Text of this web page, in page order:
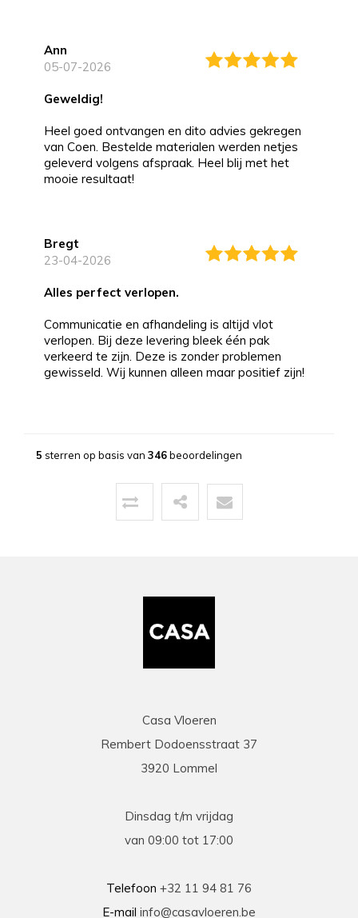
Ann
05-07-2026
Geweldig!
Heel goed ontvangen en dito advies gekregen
van Coen. Bestelde materialen werden netjes
geleverd volgens afspraak. Heel blij met het
mooie resultaat!
Bregt
23-04-2026
alles perfect verlopen.
Communicatie en afhandeling is altijd vlot
verlopen. Bij deze levering bleek één pak
verkeerd te zijn. Deze is zonder problemen
gewisseld. Wij kunnen alleen maar positief zijn!
13-03-2026
Uitstekende service zowel voor, tijdens als na
vermelding voor de heel vriendelijke en
benodigdheden leverde en ons hielp om deze
Prima geholpen bij zowel de keuze als plaatsing
problemen tijdens plaatsing .
5 sterren op basis van 346beoordelingen
Casa Vloeren
Rembert Dodoensstraat 37
3920 Lommel
Dinsdag t/m vrijdag
van 09:00 tot 17:00
Telefoon +32 11 94 81 76
E-mail info@casavloeren.be